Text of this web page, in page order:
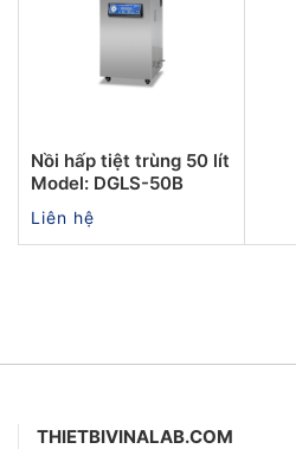
Nồi hấp tiệt trùng 50 lít
Model: DGLS-50B
Liên hệ
THIETBIVINALAB.COM